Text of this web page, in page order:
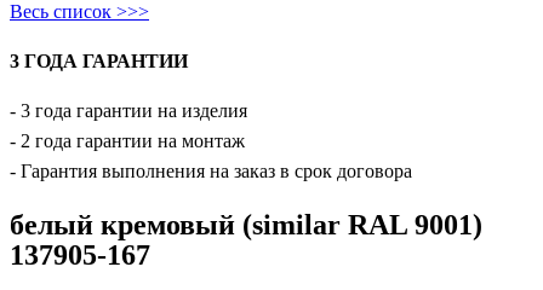
Весь список >>>
3 ГОДА ГАРАНТИИ
- 3 года гарантии на изделия
- 2 года гарантии на монтаж
- Гарантия выполнения на заказ в срок договора
белый кремовый (similar RAL 9001)
137905-167